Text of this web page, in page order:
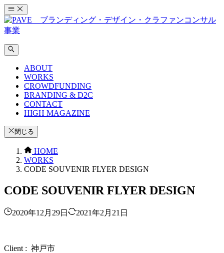
コ
ン
テ
ツ
ABOUT
WORKS
CROWDFUNDING
BRANDING & D2C
CONTACT
HIGH MAGAZINE
閉じる
HOME
WORKS
CODE SOUVENIR FLYER DESIGN
CODE SOUVENIR FLYER DESIGN
2020年12月29日 2021年2月21日
Client : 神戸市